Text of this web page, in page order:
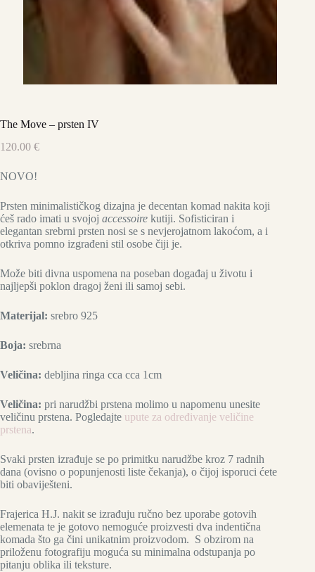
The Move – prsten IV
120.00 €
NOVO!
Prsten minimalističkog dizajna je decentan komad nakita koji
ćeš rado imati u svojoj accessoire kutiji. Sofisticiran i
elegantan srebrni prsten nosi se s nevjerojatnom lakoćom, a i
otkriva pomno izgrađeni stil osobe čiji je.
Može biti divna uspomena na poseban događaj u životu i
najljepši poklon dragoj ženi ili samoj sebi.
Materijal: srebro 925
Boja: srebrna
Veličina: debljina ringa cca cca 1cm
Veličina: pri narudžbi prstena molimo u napomenu unesite
veličinu prstena. Pogledajte upute za određivanje veličine
prstena.
Svaki prsten izrađuje se po primitku narudžbe kroz 7 radnih
dana (ovisno o popunjenosti liste čekanja), o čijoj isporuci ćete
biti obaviješteni.
Frajerica H.J. nakit se izrađuju ručno bez uporabe gotovih
elemenata te je gotovo nemoguće proizvesti dva indentična
komada što ga čini unikatnim proizvodom. S obzirom na
priloženu fotografiju moguća su minimalna odstupanja po
pitanju oblika ili teksture.